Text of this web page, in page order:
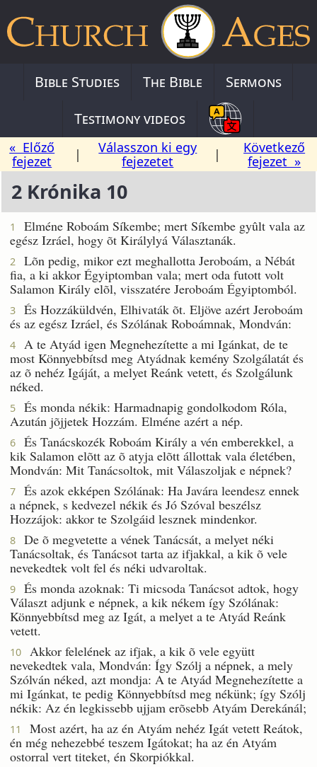
Bible Studies The Bible
Sermons
Testimony videos
« Előző
fejezet
|
Válasszon ki egy
fejezetet
|
Következő
fejezet »
2 Krónika 10
1
Elméne Roboám Síkembe; mert Síkembe gyûlt vala az
egész Izráel, hogy õt Királylyá Választanák.
2
Lõn pedig, mikor ezt meghallotta Jeroboám, a Nébát
fia, a ki akkor Égyiptomban vala; mert oda futott volt
Salamon Király elõl, visszatére Jeroboám Égyiptomból.
3
És Hozzáküldvén, Elhivaták õt. Eljöve azért Jeroboám
és az egész Izráel, és Szólának Roboámnak, Mondván:
4
A te Atyád igen Megnehezítette a mi Igánkat, de te
most Könnyebbítsd meg Atyádnak kemény Szolgálatát és
az õ nehéz Igáját, a melyet Reánk vetett, és Szolgálunk
néked.
5
És monda nékik: Harmadnapig gondolkodom Róla,
Azután jõjjetek Hozzám. Elméne azért a nép.
6
És Tanácskozék Roboám Király a vén emberekkel, a
kik Salamon elõtt az õ atyja elõtt állottak vala életében,
Mondván: Mit Tanácsoltok, mit Válaszoljak e népnek?
7
És azok ekképen Szólának: Ha Javára leendesz ennek
a népnek, s kedvezel nékik és Jó Szóval beszélsz
Hozzájok: akkor te Szolgáid lesznek mindenkor.
8
De õ megvetette a vének Tanácsát, a melyet néki
Tanácsoltak, és Tanácsot tarta az ifjakkal, a kik õ vele
nevekedtek volt fel és néki udvaroltak.
9
És monda azoknak: Ti micsoda Tanácsot adtok, hogy
Választ adjunk e népnek, a kik nékem így Szólának:
Könnyebbítsd meg az Igát, a melyet a te Atyád Reánk
vetett.
10
Akkor felelének az ifjak, a kik õ vele együtt
nevekedtek vala, Mondván: Így Szólj a népnek, a mely
Szólván néked, azt mondja: A te Atyád Megnehezítette a
mi Igánkat, te pedig Könnyebbítsd meg nékünk; így Szólj
nékik: Az én legkissebb ujjam erõsebb Atyám Derekánál;
11
Most azért, ha az én Atyám nehéz Igát vetett Reátok,
én még nehezebbé teszem Igátokat; ha az én Atyám
ostorral vert titeket, én Skorpiókkal.